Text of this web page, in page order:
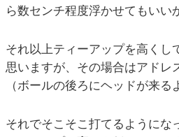
ら数センチ程度浮かせてもいい
それ以上ティーアップを高くし
思いますが、その場合はアドレ
（ボールの後ろにヘッドが来る
それでそこそこ打てるようにな